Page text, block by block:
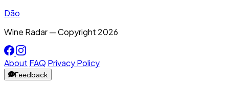
Dão
Wine Radar — Copyright 2026
About FAQ Privacy Policy
Feedback